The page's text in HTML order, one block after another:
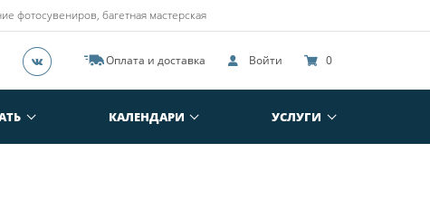
фотосувениров, багетная мастерская
Оплата и доставка Войти 0
КАЛЕНДАРИ УСЛУГИ